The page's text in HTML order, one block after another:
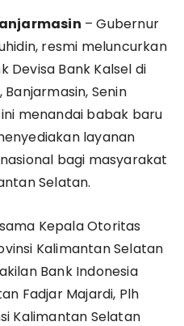
– Gubernur
resmi meluncurkan
Devisa Bank Kalsel di
Senin
menandai babak baru
layanan
bagi masyarakat
Selatan.
Kepala Otoritas
Kalimantan Selatan
Bank Indonesia
Fadjar Majardi, Plh
Kalimantan Selatan